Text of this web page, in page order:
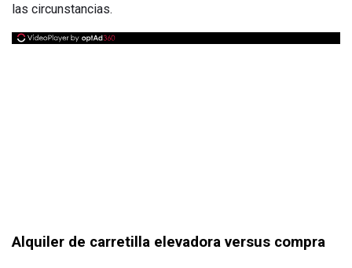
las circunstancias.
Alquiler de carretilla elevadora versus compra